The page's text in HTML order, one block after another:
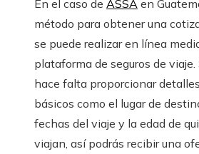
En el caso de ASSA en
método para obtener una
se puede realizar en línea
plataforma de seguros de viaje.
hace falta proporcionar detalles
básicos como el lugar de
fechas del viaje y la edad de
viajan, así podrás recibir una